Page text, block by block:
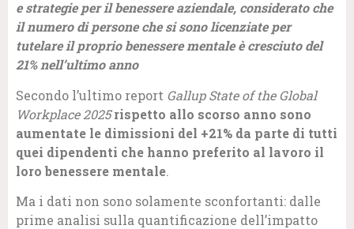
e strategie per il benessere aziendale, considerato che
il numero di persone che si sono licenziate per
tutelare il proprio benessere mentale è cresciuto del
21% nell’ultimo anno
Secondo l’ultimo report Gallup State of the Global
Workplace 2025 rispetto allo scorso anno sono
aumentate le dimissioni del +21% da parte di tutti
quei dipendenti che hanno preferito al lavoro il
loro benessere mentale.
Ma i dati non sono solamente sconfortanti: dalle
prime analisi sulla quantificazione dell’impatto